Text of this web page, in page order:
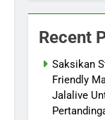
Recent
Saksikan
Friendly
Jalalive